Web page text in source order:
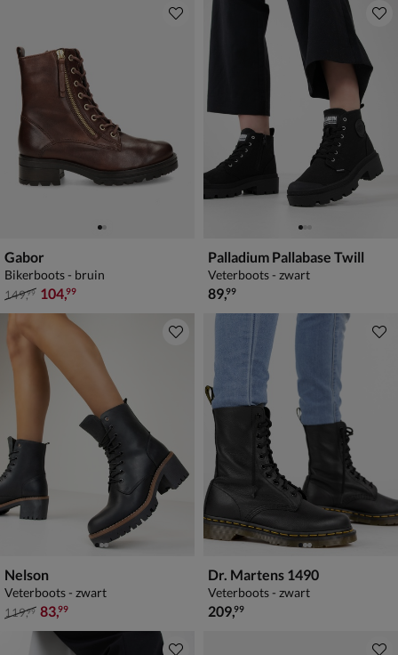
Gabor
Bikerboots - bruin
van € 149,99 voor € 104,99
149,99 104,99
Palladium Pallabase Twill
Veterboots - zwart
€ 89,99
89,99
Nelson
Veterboots - zwart
van € 119,99 voor € 83,99
119,99 83,99
Dr. Martens 1490
Veterboots - zwart
€ 209,99
209,99